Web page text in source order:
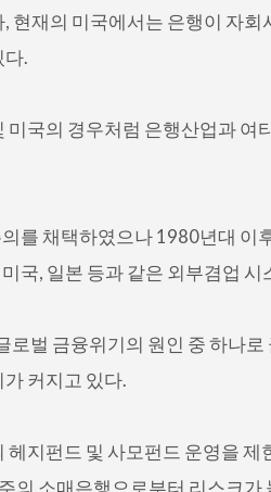
현재의 미국에서는 은행이 자
다.
미국의 경우처럼 은행산업과 여
를 채택하였으나 1980년대 이
국, 일본 등과 같은 외부겸업 시
로벌 금융위기의 원인 중 하나
커지고 있다.
헤지펀드 및 사모펀드 운영을
의 소매은행으로부터 리스크